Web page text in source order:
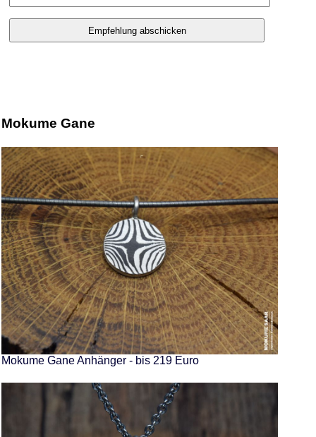
Mokume Gane
Mokume Gane Anhänger - bis 219 Euro